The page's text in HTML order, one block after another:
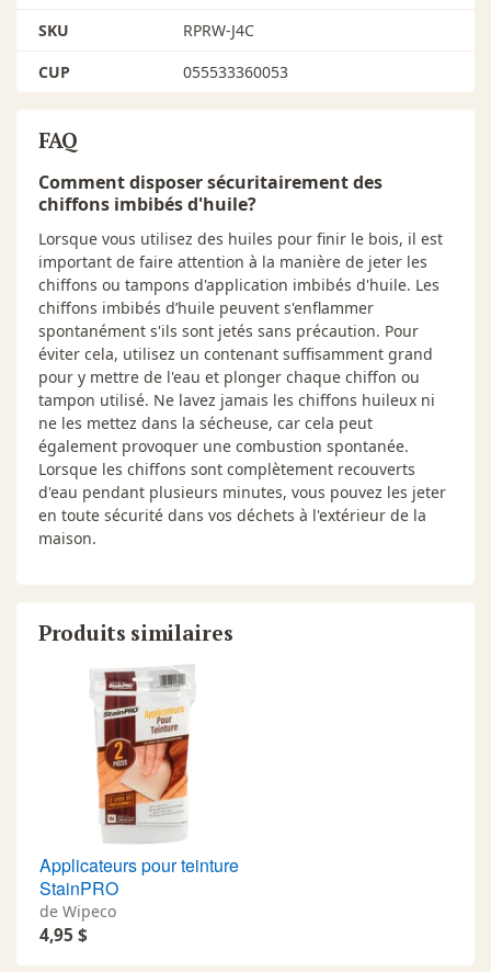
SKU
RPRW-J4C
CUP
055533360053
FAQ
Comment disposer sécuritairement des
chiffons imbibés d'huile?
Lorsque vous utilisez des huiles pour finir le bois, il est
important de faire attention à la manière de jeter les
chiffons ou tampons d'application imbibés d'huile. Les
chiffons imbibés d’huile peuvent s'enflammer
spontanément s'ils sont jetés sans précaution. Pour
éviter cela, utilisez un contenant suffisamment grand
pour y mettre de l'eau et plonger chaque chiffon ou
tampon utilisé. Ne lavez jamais les chiffons huileux ni
ne les mettez dans la sécheuse, car cela peut
également provoquer une combustion spontanée.
Lorsque les chiffons sont complètement recouverts
d'eau pendant plusieurs minutes, vous pouvez les jeter
en toute sécurité dans vos déchets à l'extérieur de la
maison.
Produits similaires
Applicateurs pour teinture
StainPRO
de Wipeco
4,95 $